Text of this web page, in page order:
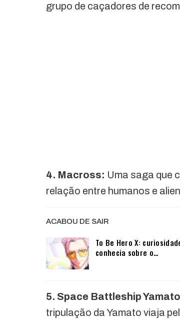
grupo de caçadores de
4. Macross: Uma saga que
relação entre humanos e
ACABOU DE SAIR
To Be Hero X:
conhecia sobre o…
5. Space Battleship
tripulação da Yamato viaja